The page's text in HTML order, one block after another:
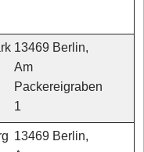
13469 Berlin,
Am
Packereigraben
1
13469 Berlin,